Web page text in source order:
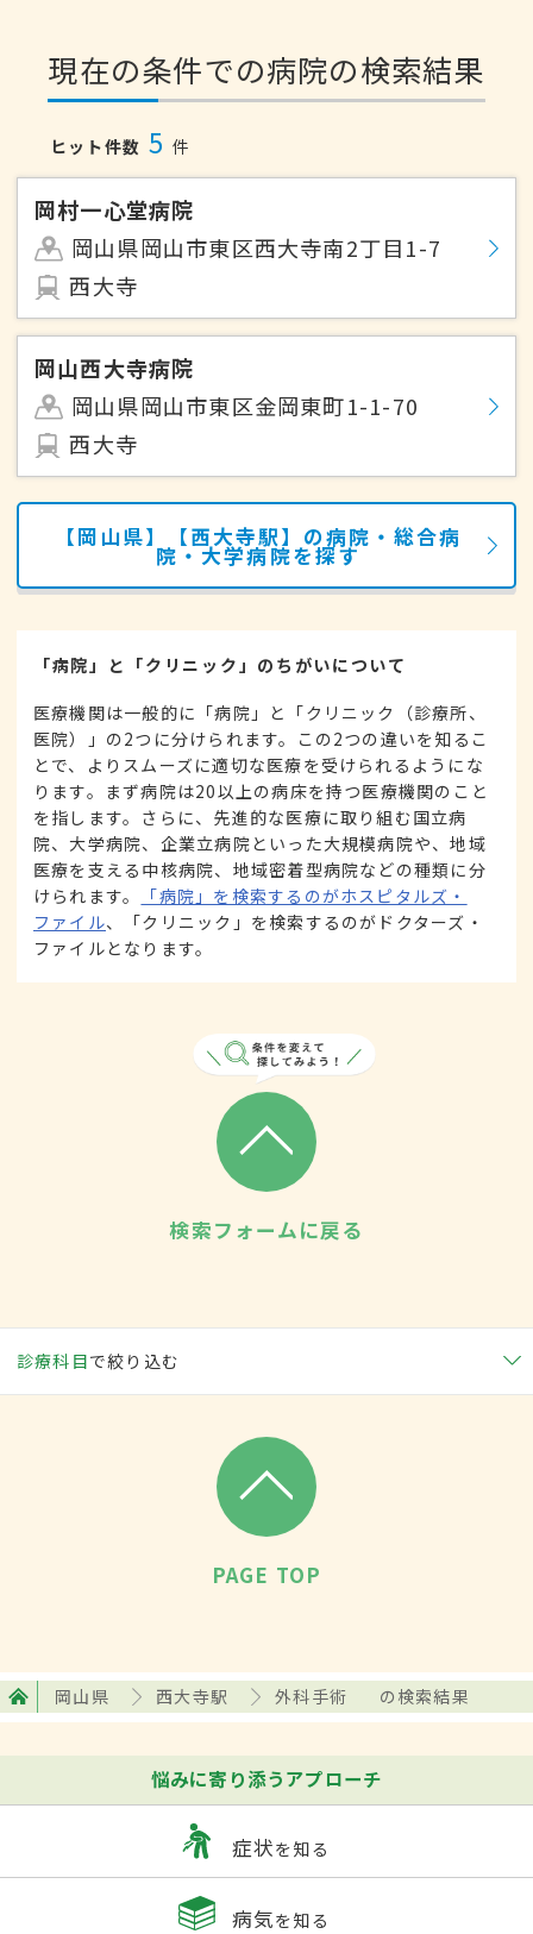
現在の条件での病院の検索結果
ヒット件数 5 件
岡村一心堂病院
岡山県岡山市東区西大寺南2丁目1-7
西大寺
岡山西大寺病院
岡山県岡山市東区金岡東町1-1-70
西大寺
【岡山県】【西大寺駅】の病院・総合病
院・大学病院を探す
「病院」と「クリニック」のちがいについて
医療機関は一般的に「病院」と「クリニック（診療所、
医院）」の2つに分けられます。この2つの違いを知るこ
とで、よりスムーズに適切な医療を受けられるようにな
ります。まず病院は20以上の病床を持つ医療機関のこと
を指します。さらに、先進的な医療に取り組む国立病
院、大学病院、企業立病院といった大規模病院や、地域
医療を支える中核病院、地域密着型病院などの種類に分
けられます。
「病院」を検索するのがホスピタルズ・
ファイル、「クリニック」を検索するのがドクターズ・
ファイルとなります。
検索フォームに戻る
診療科目で絞り込む
PAGE TOP
岡山県 西大寺駅 外科手術 の検索結果
悩みに寄り添うアプローチ
症状を知る
病気を知る